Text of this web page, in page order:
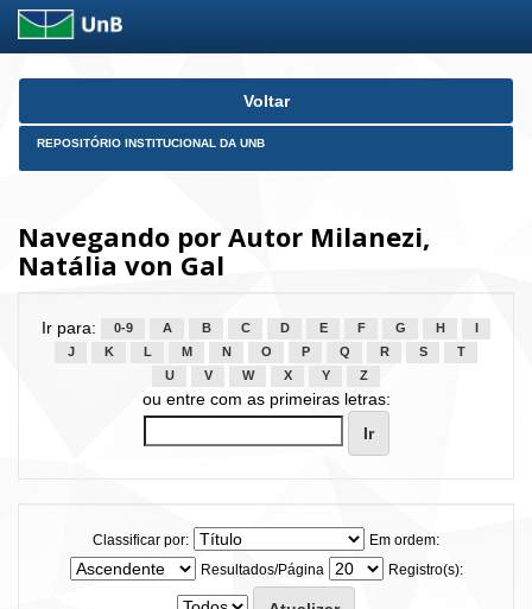
Skip
Voltar
REPOSITÓRIO INSTITUCIONAL DA UNB
Navegando por Autor Milanezi,
Natália von Gal
Ir para: 0-9 A B C D E F G H
J
K L M N O P Q R S
T
U
V W X Y Z
ou entre com as primeiras letras:
Classificar por:
Em ordem:
Resultados/Página
Registro(s):